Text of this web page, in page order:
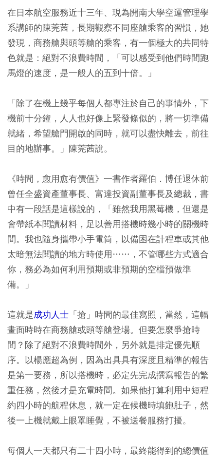
在日本航空服務近十三年、現為開南大學空運管理學
系講師的陳莞茜，長期觀察不同座艙乘客的習慣，她
發現，商務艙與頭等艙的乘客，有一個極大的共同特
色就是：絕對不浪費時間，「可以感受到他們時間跑
馬燈的速度，是一般人的五到十倍。」
「除了在機上幾乎每個人都專注於自己的事情外，下
機前十分鐘，人人也好像上緊發條似的，將一切準備
就緒，希望艙門開啟的同時，就可以盡快離去，前往
目的地辦事。」陳莞茜說。
《時間，愈用愈有價值》一書作者羅伯．博任退休前
曾任全盛資產董事長、富達投資副董事長及總裁，書
中有一段話是這樣說的，「雖然我用黑莓機，但還是
會帶紙本閱讀材料，足以善用搭機時幾小時的關機時
間。我也隨身攜帶小手電筒，以備困在計程車或其他
太暗無法閱讀的地方時使用……，不管哪些方式適合
你，務必為如何利用預期或非預期的空檔預做準
備。」
這就是成功人士 「搶」時間的最佳寫照，當然，這幅
畫面時時在商務艙或頭等艙登場。但要怎麼爭搶時
間？除了絕對不浪費時間外，另外就是排定優先順
序。以楊應超為例，因為出具具有深度且精準的報告
是第一要務，所以搭機時，必定先完成撰寫報告的繁
重任務，然後才是充電時間。如果他打算利用中短程
約四小時的航程休息，就一定在候機時填飽肚子，然
後一上機就戴上眼罩睡覺，不被送餐服務打擾。
每個人一天都只有二十四小時，最終能得到的總價值